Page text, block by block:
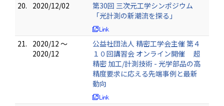
20. 2020/12/02
第30回 三次元工学シンポジウム
「光計測の新潮流を探る」
21.
2020/12 ～
2020/12
公益社団法人 精密工学会主催 第４
１０回講習会 オンライン開催 超
精密 加工/計測技術 - 光学部品の高
精度要求に応える先端事例と最新
動向